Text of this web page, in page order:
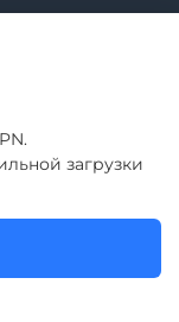
загрузки